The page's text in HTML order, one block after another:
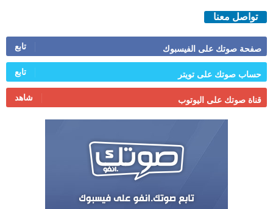
تواصل معنا
صفحة صوتك على الفيسبوك تابع
حساب صوتك على تويتر تابع
قناة صوتك على اليوتوب شاهد